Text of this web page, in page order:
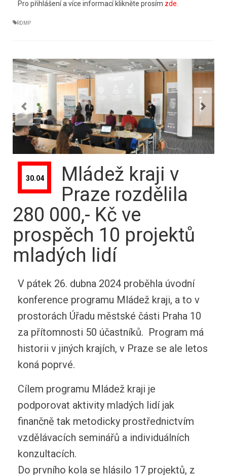
Pro přihlášení a více informací klikněte prosím zde
RDMP
30.04
Mládež kraji v
Praze rozdělila
280 000,- Kč ve
prospěch 10 projektů
mladých lidí
V pátek 26. dubna 2024 proběhla úvodní
konference programu Mládež kraji, a to v
prostorách Úřadu městské části Praha 10
za přítomnosti 50 účastníků. Program má
historii v jiných krajích, v Praze se ale letos
koná poprvé.
Cílem programu Mládež kraji je
podporovat aktivity mladých lidí jak
finančně tak metodicky prostřednictvím
vzdělávacích seminářů a individuálních
konzultacích.
Do prvního kola se hlásilo 17 projektů, z